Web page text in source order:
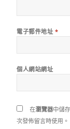
電子郵件地址 *
個人網站網址
在瀏覽器中儲
次發佈留言時使用。